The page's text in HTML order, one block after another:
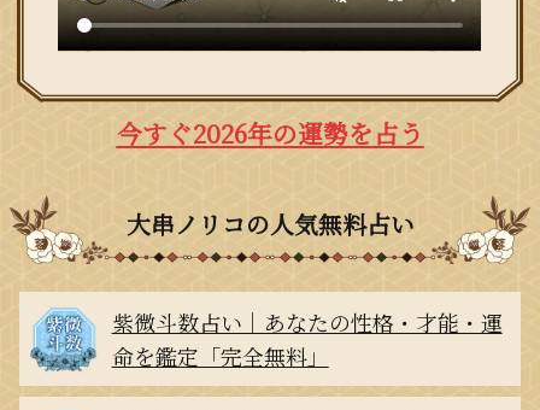
今すぐ2026年の運勢を占う
大串ノリコの人気無料占い
紫微斗数占い｜あなたの性格・才能・運
命を鑑定「完全無料」